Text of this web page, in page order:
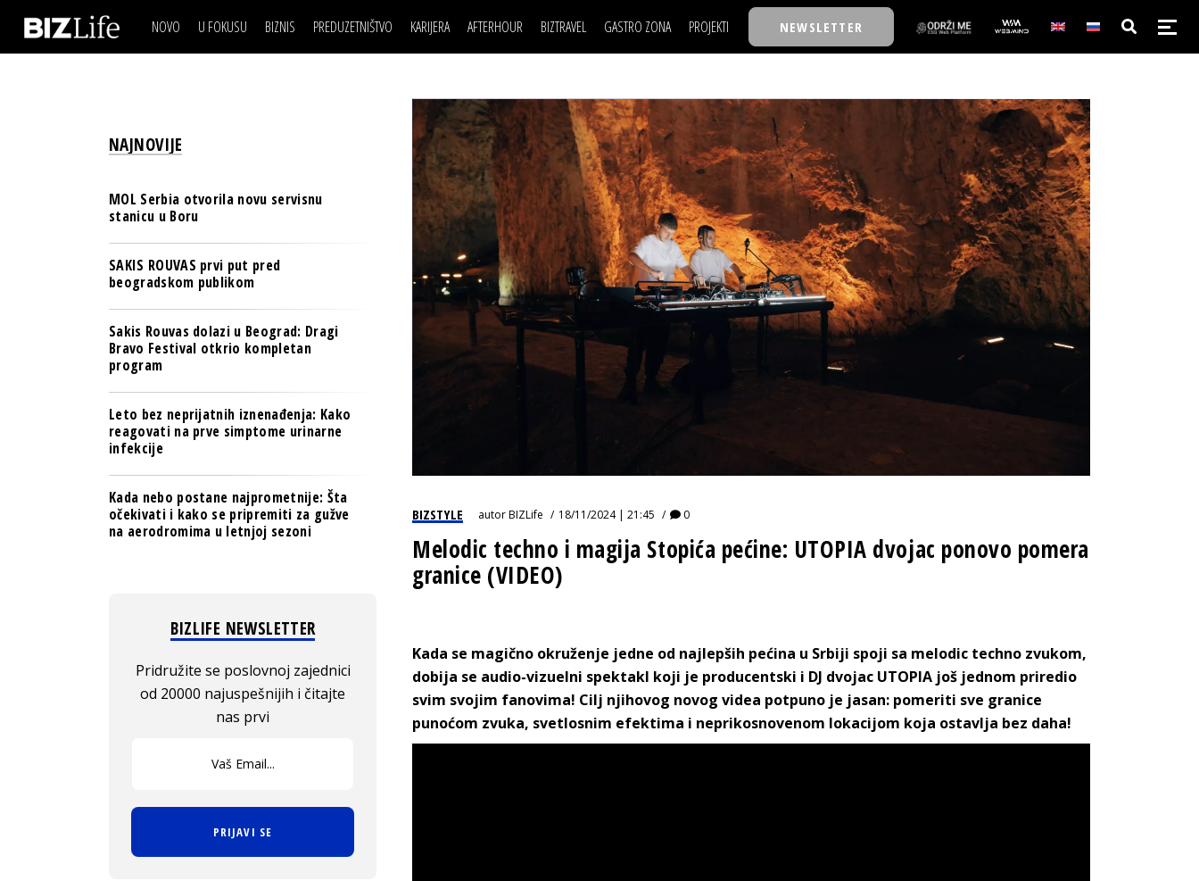
NOVO U FOKUSU BIZNIS
BREND I KOMUNIKACIJE
OSIGURANJE
BIZNIS & SPORT
PULS REGIONA
PREDUZETNIŠTVO KARIJERA
LJUDI (HR)
MOJ UGAO
USAVRŠAVANJE
KNOW-HOW
AFTERHOUR
KNJIGE
AUTO SVET
STIL
WELLBEING
BIZTRAVEL GASTRO ZONA PROJEKTI
TASTY TALKS
30 ISPOD 30
BACK TO OFFICE/SCHOOL
BIZBENDOVI
BIZKOLEGIJUM
BMW BIZNIS LIGA
BIZLIFE WEEK
NEWSLETTER
IZJAVA DANABIZNIS SCENA
BREND I KOMUNIKACIJE
OSIGURANJE
POSAO
MOJ UGAO
USAVRŠAVANJE
KNOW-HOW
FILM I SCENA
AUTO SVET
STIL
WELLBEING
NAJKOLEGA
30 ISPOD 30
BACK TO OFFICE/SCHOOL
BIZBENDOVI
BIZKOLEGIJUM
BMW BIZNIS LIGA
BIZLIFE WEEK
IZJAVA GODINE
BIZSTYLE autorBIZLife 18/11/2024 | 21:45 0
Melodic techno i magija Stopića pećine: UTOPIA dvojac ponovo pomera
granice (VIDEO)
Kada se magično okruženje jedne od najlepših pećina u Srbiji spoji sa melodic techno zvukom,
dobija se audio-vizuelni spektakl koji je producentski i DJ dvojac UTOPIA još jednom priredio
svim svojim fanovima! Cilj njihovog novog videa potpuno je jasan: pomeriti sve granice
punoćom zvuka, svetlosnim efektima i neprikosnovenom lokacijom koja ostavlja bez daha!
NAJNOVIJE
MOL Serbia otvorila novu servisnu
stanicu u Boru
SAKIS ROUVAS prvi put pred
beogradskom publikom
Sakis Rouvas dolazi u Beograd: Dragi
Bravo Festival otkrio kompletan
program
Leto bez neprijatnih iznenađenja: Kako
reagovati na prve simptome urinarne
infekcije
Kada nebo postane najprometnije: Šta
očekivati i kako se pripremiti za gužve
na aerodromima u letnjoj sezoni
BIZLIFE NEWSLETTER
Pridružite se poslovnoj zajednici
od 20000 najuspešnijih i čitajte
nas prvi
PRIJAVI SE